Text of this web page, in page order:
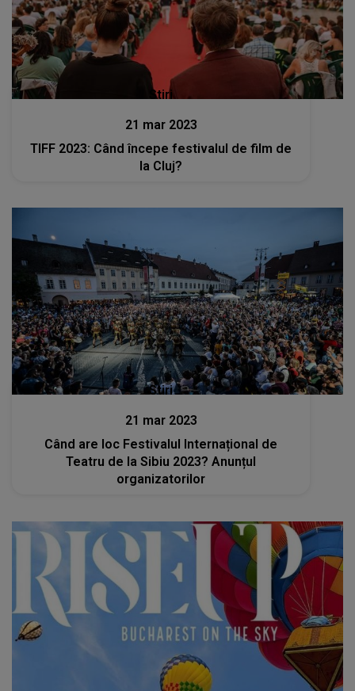
Stiri
21 mar 2023
TIFF 2023: Când începe festivalul de film de
la Cluj?
Stiri
21 mar 2023
Când are loc Festivalul Internațional de
Teatru de la Sibiu 2023? Anunțul
organizatorilor